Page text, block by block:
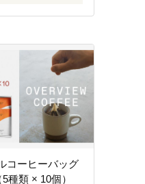
コーヒーバッグ
種類 × 10個）